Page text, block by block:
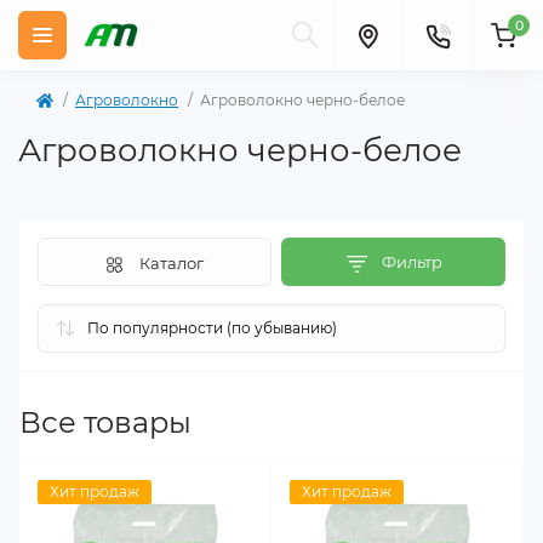
0
Агроволокно Агроволокно черно-белое
Агроволокно черно-белое
Фильтр
Каталог
Все товары
Хит продаж Хит продаж